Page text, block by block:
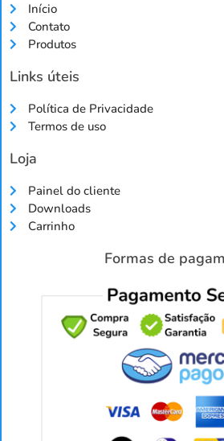
Início
Contato
Produtos
Links úteis
Política de Privacidade
Termos de uso
Loja
Painel do cliente
Downloads
Carrinho
Formas de